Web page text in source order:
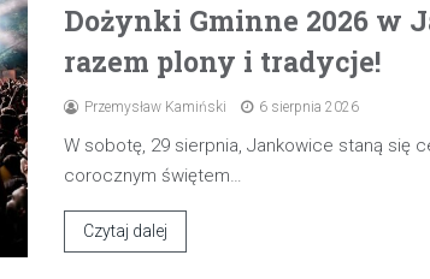
Dożynki Gminne 2026 w
razem plony i tradycje!
Przemysław Kamiński 6 sierpnia 2026
W sobotę, 29 sierpnia, Jankowice staną się
corocznym świętem…
Czytaj dalej